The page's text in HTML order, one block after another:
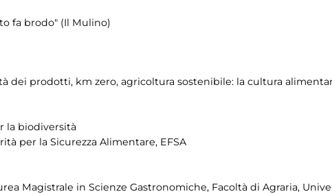
fa brodo" (Il Mulino)
dei prodotti, km zero, agricoltura sostenibile: la cultura
la biodiversità
per la Sicurezza Alimentare, EFSA
Magistrale in Scienze Gastronomiche, Facoltà di Agraria,